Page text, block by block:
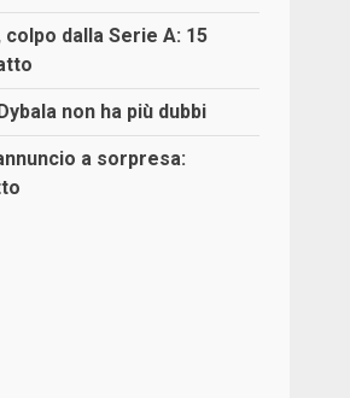
dalla Serie A: 15
non ha più dubbi
a sorpresa: